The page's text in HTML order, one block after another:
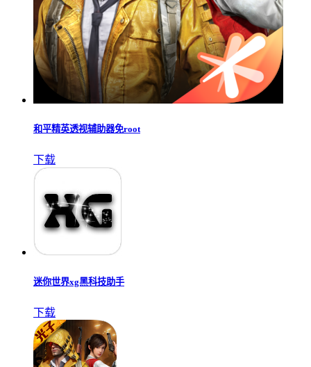
和平精英透视辅助器免root
下载
迷你世界xg黑科技助手
下载